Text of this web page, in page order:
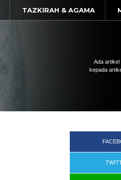
TAZKIRAH & AGAMA
Ada artikel
kepada